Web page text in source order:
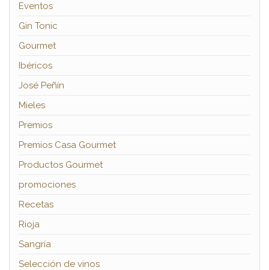
Eventos
Gin Tonic
Gourmet
Ibéricos
José Peñín
Mieles
Premios
Premios Casa Gourmet
Productos Gourmet
promociones
Recetas
Rioja
Sangría
Selección de vinos